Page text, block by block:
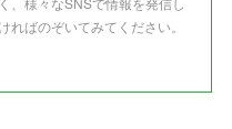
ればのぞいてみてください。